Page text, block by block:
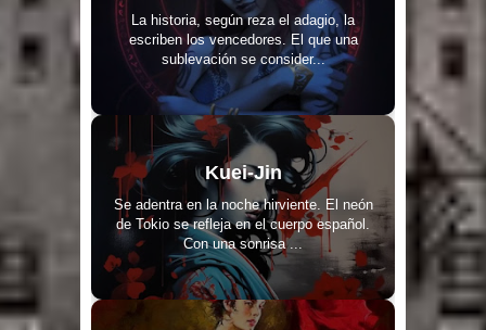
La historia, según reza el adagio, la
escriben los vencedores. El que una
sublevación se consider...
Kuei-Jin
Se adentra en la noche hirviente. El neón
de Tokio se refleja en el cuerpo español.
Con una sonrisa ...